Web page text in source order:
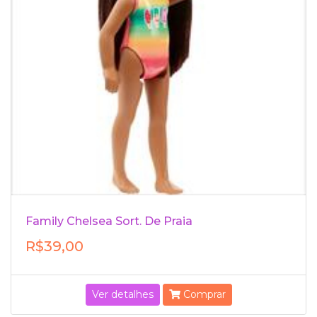
Family Chelsea Sort. De Praia
R$39,00
Ver detalhes Comprar